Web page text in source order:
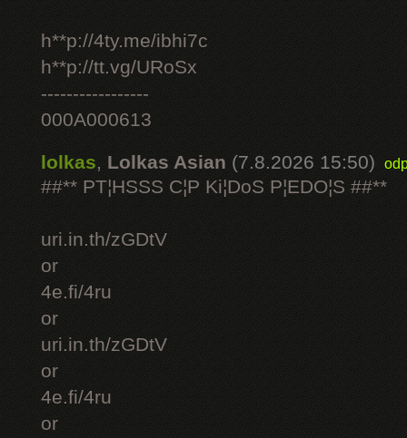
h**p://4ty.me/ibhi7c
h**p://tt.vg/URoSx
-----------------
000A000613
lolkas, Lolkas Asian (7.8.2026 15:50)
##** PT¦HSSS C¦P Ki¦DoS P¦EDO¦S ##**
uri.in.th/zGDtV
or
4e.fi/4ru
or
uri.in.th/zGDtV
or
4e.fi/4ru
or